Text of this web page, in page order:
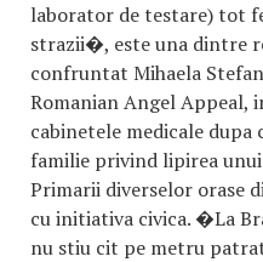
laborator de testare) tot
strazii�, este una dintre
confruntat Mihaela
Romanian Angel Appeal,
cabinetele medicale
familie privind lipirea
Primarii diverselor orase
cu initiativa civica. �La
nu stiu cit pe metru